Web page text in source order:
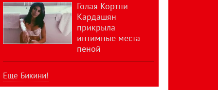
Голая Кортни
Кардашян
прикрыла
интимные места
пеной
Еще Бикини!